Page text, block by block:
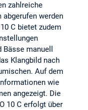
zahlreiche
abgerufen werden
C bietet zudem
manuell
Klangbild nach
Auf dem
wie
angezeigt. Die
10 C erfolgt über